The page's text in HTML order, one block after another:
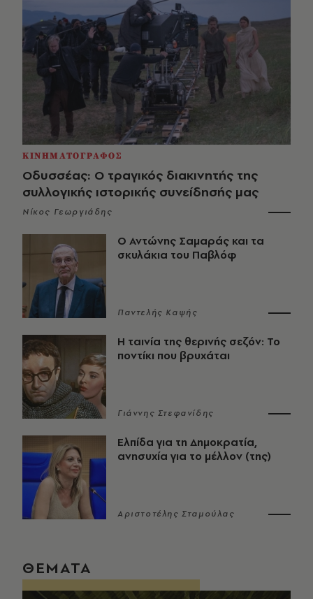
ΚΙΝΗΜΑΤΟΓΡΑΦΟΣ
Οδυσσέας: Ο τραγικός διακινητής της
συλλογικής ιστορικής συνείδησής μας
Νίκος Γεωργιάδης
Ο Αντώνης Σαμαράς και τα
σκυλάκια του Παβλόφ
Παντελής Καψής
Η ταινία της θερινής σεζόν: Το
ποντίκι που βρυχάται
Γιάννης Στεφανίδης
Ελπίδα για τη Δημοκρατία,
ανησυχία για το μέλλον (της)
Αριστοτέλης Σταμούλας
ΘΕΜΑΤΑ